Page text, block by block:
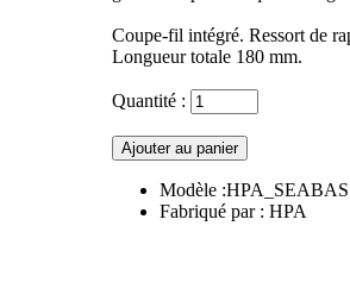
Coupe-fil intégré. Ressort de
Longueur totale 180 mm.
Quantité :
Modèle
Fabriqué par : HPA